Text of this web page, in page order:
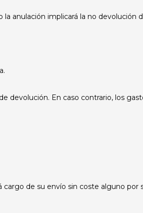
anulación implicará la no devolución
devolución. En caso contrario, los
de su envío sin coste alguno por